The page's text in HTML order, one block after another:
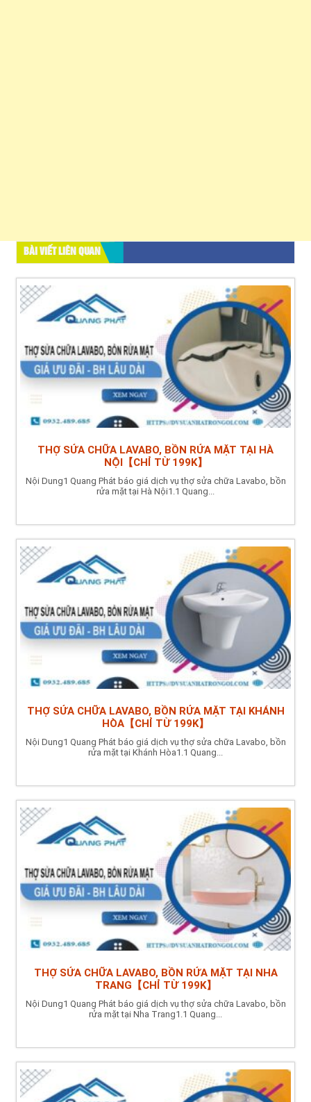
BÀI VIẾT LIÊN QUAN
THỢ SỬA CHỮA LAVABO, BỒN RỬA MẶT TẠI HÀ
NỘI【CHỈ TỪ 199K】
Nội Dung1 Quang Phát báo giá dịch vụ thợ sửa chữa Lavabo, bồn
rửa mặt tại Hà Nội1.1 Quang...
THỢ SỬA CHỮA LAVABO, BỒN RỬA MẶT TẠI KHÁNH
HÒA【CHỈ TỪ 199K】
Nội Dung1 Quang Phát báo giá dịch vụ thợ sửa chữa Lavabo, bồn
rửa mặt tại Khánh Hòa1.1 Quang...
THỢ SỬA CHỮA LAVABO, BỒN RỬA MẶT TẠI NHA
TRANG【CHỈ TỪ 199K】
Nội Dung1 Quang Phát báo giá dịch vụ thợ sửa chữa Lavabo, bồn
rửa mặt tại Nha Trang1.1 Quang...